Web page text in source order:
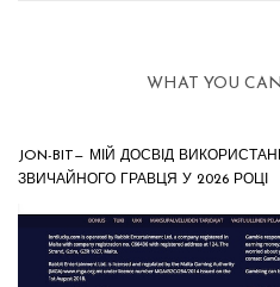
WHAT YOU
JON-BIT— МІЙ ДОСВІД
ЗВИЧАЙНОГО ГРАВЦЯ У 2026 РОЦІ